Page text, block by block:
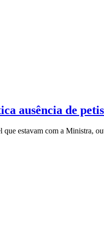
ausência de
estavam com a Ministra,